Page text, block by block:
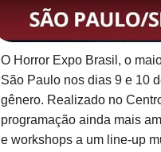
O Horror Expo Brasil, o
São Paulo nos dias 9 e 10
gênero. Realizado no
programação ainda mais
e workshops a um line-up